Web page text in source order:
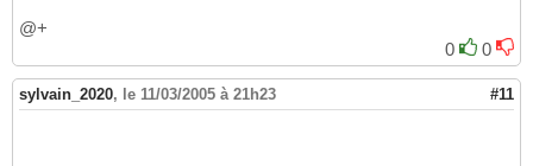
@+
0
0
sylvain_2020, le 11/03/2005 à 21h23 #11